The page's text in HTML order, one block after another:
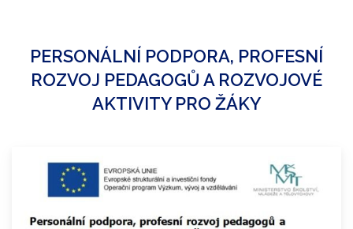
PERSONÁLNÍ PODPORA, PROFESNÍ
ROZVOJ PEDAGOGŮ A ROZVOJOVÉ
AKTIVITY PRO ŽÁKY